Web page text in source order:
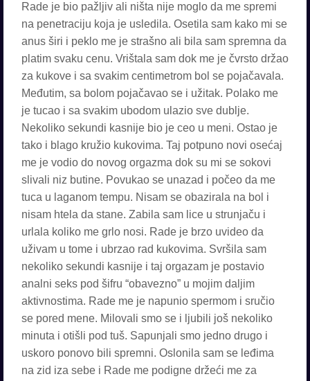
Rade je bio pažljiv ali ništa nije moglo da me spremi
na penetraciju koja je usledila. Osetila sam kako mi se
anus širi i peklo me je strašno ali bila sam spremna da
platim svaku cenu. Vrištala sam dok me je čvrsto držao
za kukove i sa svakim centimetrom bol se pojačavala.
Međutim, sa bolom pojačavao se i užitak. Polako me
je tucao i sa svakim ubodom ulazio sve dublje.
Nekoliko sekundi kasnije bio je ceo u meni. Ostao je
tako i blago kružio kukovima. Taj potpuno novi osećaj
me je vodio do novog orgazma dok su mi se sokovi
slivali niz butine. Povukao se unazad i počeo da me
tuca u laganom tempu. Nisam se obazirala na bol i
nisam htela da stane. Zabila sam lice u strunjaču i
urlala koliko me grlo nosi. Rade je brzo uvideo da
uživam u tome i ubrzao rad kukovima. Svršila sam
nekoliko sekundi kasnije i taj orgazam je postavio
analni seks pod šifru “obavezno” u mojim daljim
aktivnostima. Rade me je napunio spermom i sručio
se pored mene. Milovali smo se i ljubili još nekoliko
minuta i otišli pod tuš. Sapunjali smo jedno drugo i
uskoro ponovo bili spremni. Oslonila sam se leđima
na zid iza sebe i Rade me podigne držeći me za